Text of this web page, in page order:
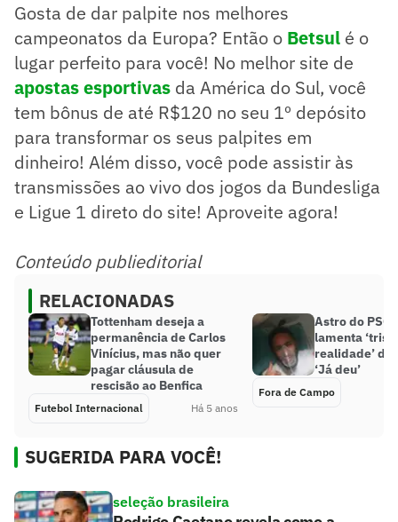
Gosta de dar palpite nos melhores
campeonatos da Europa? Então o Betsul é o
lugar perfeito para você! No melhor site de
apostas esportivas da América do Sul, você
tem bônus de até R$120 no seu 1º depósito
para transformar os seus palpites em
dinheiro! Além disso, você pode assistir às
transmissões ao vivo dos jogos da Bundesliga
e Ligue 1 direto do site! Aproveite agora!
Conteúdo publieditorial
RELACIONADAS
Tottenham deseja a
permanência de Carlos
Vinícius, mas não quer
pagar cláusula de
rescisão ao Benfica
Futebol Internacional Há 5 anos
Astro do
lamenta
realidade’ da
‘Já deu’
Fora de Campo
SUGERIDA PARA VOCÊ!
seleção brasileira